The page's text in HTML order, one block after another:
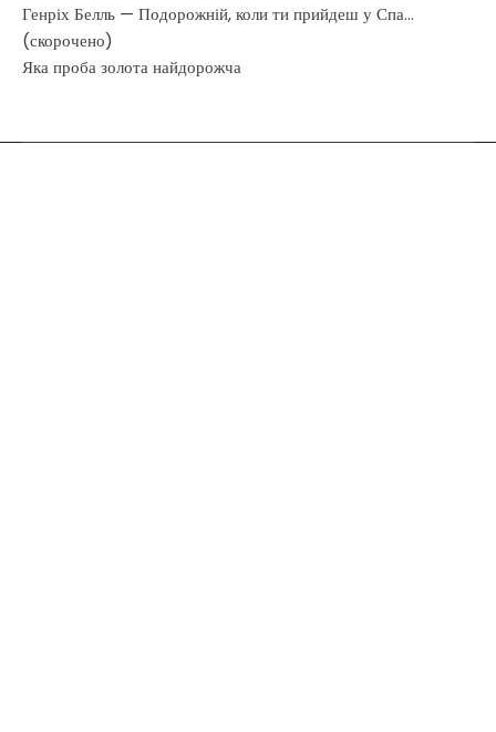
Генріх Белль — Подорожній, коли ти прийдеш у Спа…
(скорочено)
Яка проба золота найдорожча